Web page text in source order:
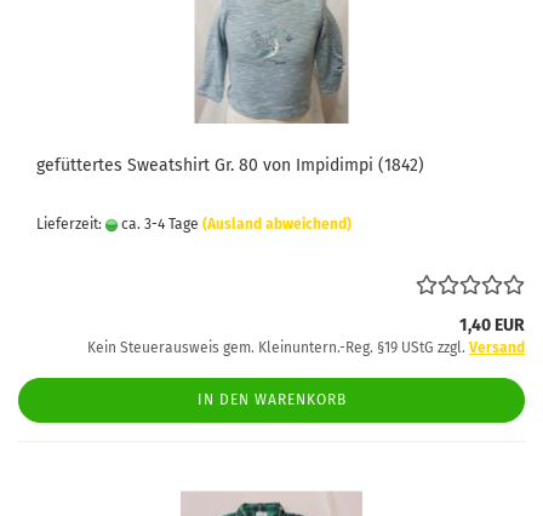
gefüttertes Sweatshirt Gr. 80 von Impidimpi (1842)
Lieferzeit: ca. 3-4 Tage (Ausland abweichend)
1,40 EUR
Kein Steuerausweis gem. Kleinuntern.-Reg. §19 UStG zzgl. Versand
IN DEN WARENKORB